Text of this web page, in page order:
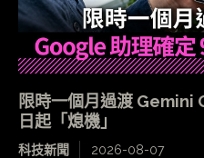
限時一個月過渡 Gemini
日起「熄機」
科技新聞 2026-08-07